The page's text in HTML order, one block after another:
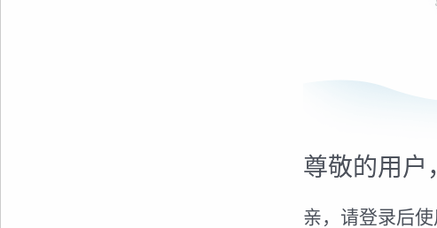
尊敬的用户
亲，请登录后使